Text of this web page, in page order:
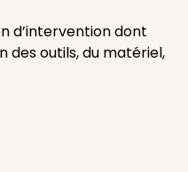
d’intervention dont
des outils, du matériel,